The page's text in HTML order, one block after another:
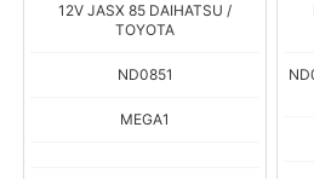
12V JASX 85 DAIHATSU /
TOYOTA
ND0851
MEGA1